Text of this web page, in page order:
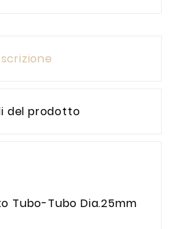
del prodotto
Tubo-Tubo Dia.25mm